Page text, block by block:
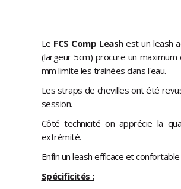
Le FCS Comp Leashest un leash
(largeur 5cm) procure un
mm limite les trainées dans l'eau.
Les straps de chevilles ont été
session.
Côté technicité on apprécie la
extrémité.
Enfin un leash efficace et
Spécificités :